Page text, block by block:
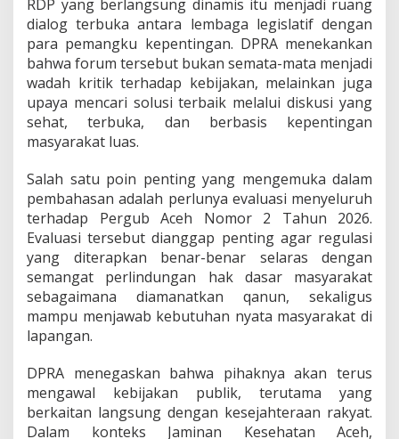
RDP yang berlangsung dinamis itu menjadi ruang
dialog terbuka antara lembaga legislatif dengan
para pemangku kepentingan. DPRA menekankan
bahwa forum tersebut bukan semata-mata menjadi
wadah kritik terhadap kebijakan, melainkan juga
upaya mencari solusi terbaik melalui diskusi yang
sehat, terbuka, dan berbasis kepentingan
masyarakat luas.
Salah satu poin penting yang mengemuka dalam
pembahasan adalah perlunya evaluasi menyeluruh
terhadap Pergub Aceh Nomor 2 Tahun 2026.
Evaluasi tersebut dianggap penting agar regulasi
yang diterapkan benar-benar selaras dengan
semangat perlindungan hak dasar masyarakat
sebagaimana diamanatkan qanun, sekaligus
mampu menjawab kebutuhan nyata masyarakat di
lapangan.
DPRA menegaskan bahwa pihaknya akan terus
mengawal kebijakan publik, terutama yang
berkaitan langsung dengan kesejahteraan rakyat.
Dalam konteks Jaminan Kesehatan Aceh,